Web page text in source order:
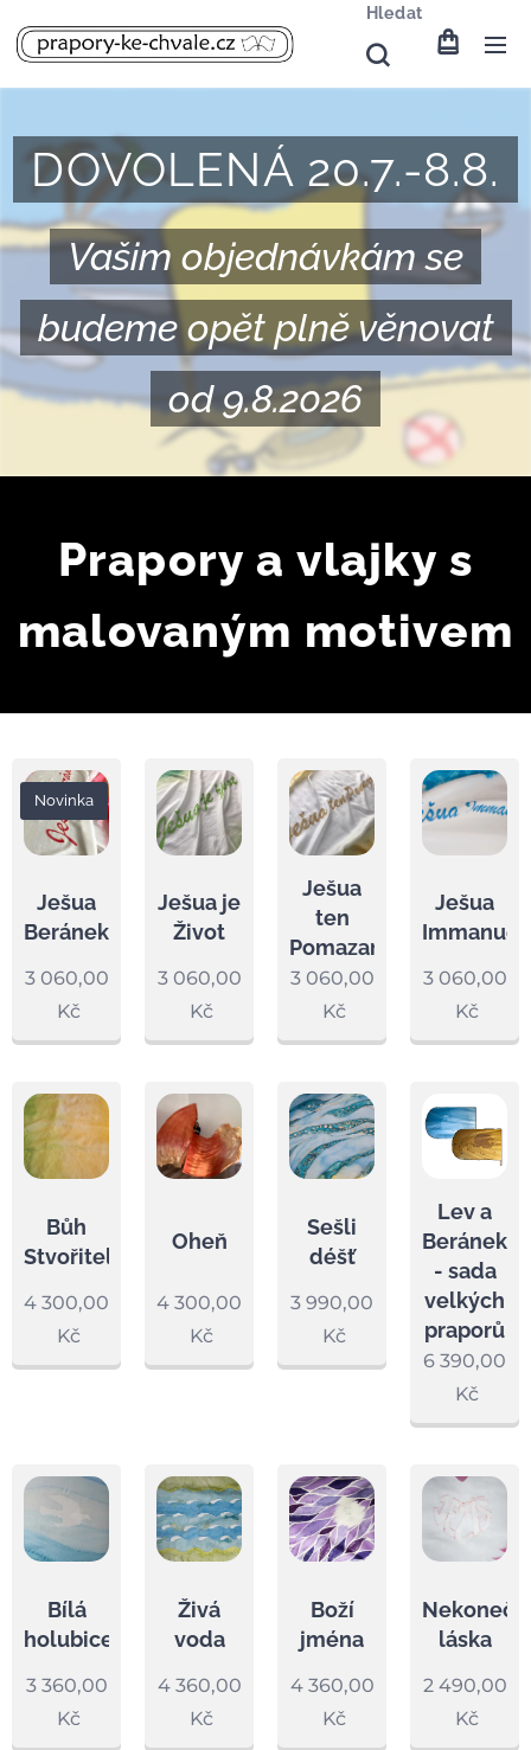
Hledat
DOVOLENÁ 20.7.-8.8.
Vašim objednávkám se
budeme opět plně věnovat
od 9.8.2026
Prapory a vlajky s
malovaným motivem
Ješua
Beránek
Novinka
3 060,00
Kč
Ješua je
Život
3 060,00
Kč
Ješua
ten
Pomazaný
3 060,00
Kč
Ješua
Immanuel
3 060,00
Kč
Bůh
Stvořitel
4 300,00
Kč
Oheň
4 300,00
Kč
Sešli
déšť
3 990,00
Kč
Lev a
Beránek
- sada
velkých
praporů
6 390,00
Kč
Bílá
holubice
3 360,00
Kč
Živá
voda
4 360,00
Kč
Boží
jména
4 360,00
Kč
láska
2 490,00
Kč